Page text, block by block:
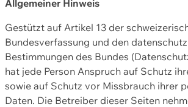
Allgemeiner Hinweis
Gestützt auf Artikel 13 der
Bundesverfassung und den
Bestimmungen des Bundes
hat jede Person Anspruch auf Schutz
sowie auf Schutz vor Missbrauch ihrer
Daten. Die Betreiber dieser Seiten